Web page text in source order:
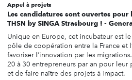
Appel à projets
Les candidatures sont ouvertes
THSN by SINGA Strasbourg ! -
Unique en Europe, cet incubateur est
pôle de coopération entre la France et
favoriser l’innovation par les
20 à 30 entrepreneurs par an pour leur
et de faire naître des projets à impact.